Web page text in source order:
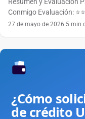
Conmigo Evaluación:
Anualidad Gratuita el
pensados […]
27 de mayo de 2026·5 min